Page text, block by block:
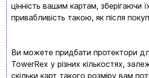
цінність вашим картам, зберігаючи
привабливість такою, як після
Ви можете придбати протектори
TowerRex у різних кількостях,
скільки карт такого розміру вам